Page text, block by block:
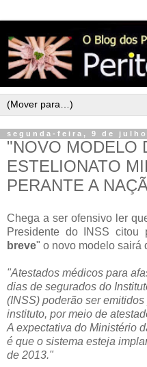
segunda-feira, 9 de julho
"NOVO MODELO
ESTELIONATO
PERANTE A
Chega a ser ofensivo ler
Presidente do INSS citou
breve" o novo modelo sairá
"Atestados médicos para
dias de segurados do
(INSS) poderão ser
instituto, por meio de
A expectativa do Ministério
é que o sistema esteja
de 2013."